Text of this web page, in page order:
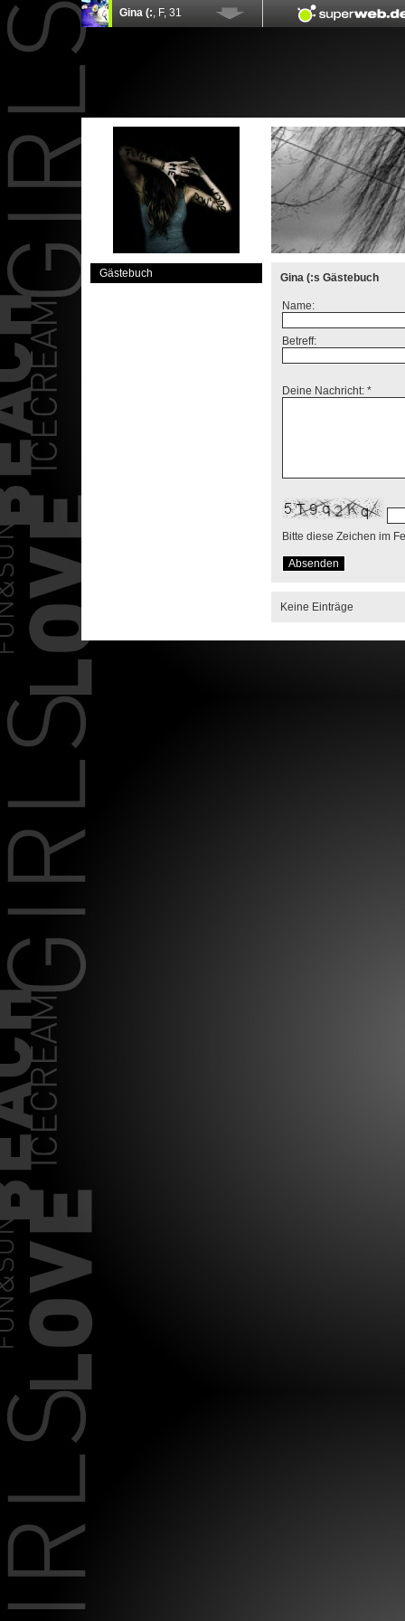
Gästebuch Gina (:s Gästebuch
Name:
Betreff:
Deine Nachricht: *
Bitte diese Zeichen im
Keine Einträge